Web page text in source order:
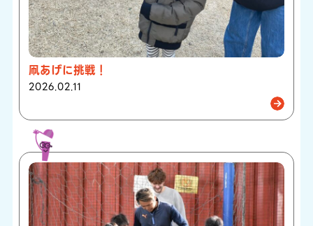
凧あげに挑戦！
2026.02.11